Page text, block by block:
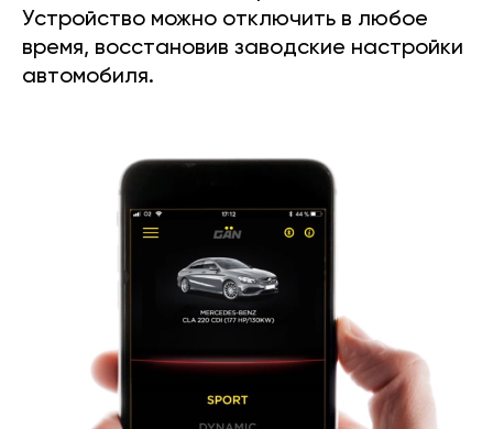
Устройство можно отключить в любое
время, восстановив заводские настройки
автомобиля.